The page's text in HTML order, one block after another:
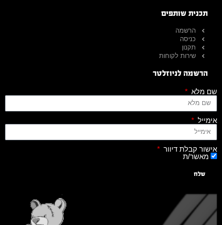
תכנית שותפים
הרשמה
כניסה
תקנון
שירות לקוחות
הרשמה לניוזלטר
שם מלא
אימייל
אישור קבלת דיוור
מאשר/ת
שלח